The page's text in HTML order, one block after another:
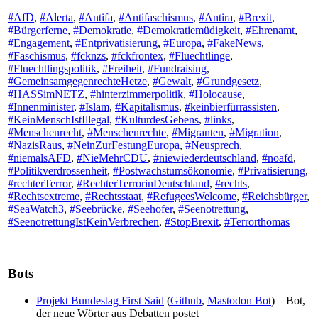
#AfD, #Alerta, #Antifa, #Antifaschismus, #Antira, #Brexit,
#Bürgerferne, #Demokratie, #Demokratiemüdigkeit, #Ehrenamt,
#Engagement, #Entprivatisierung, #Europa, #FakeNews,
#Faschismus, #fcknzs, #fckfrontex, #Fluechtlinge,
#Fluechtlingspolitik, #Freiheit, #Fundraising,
#GemeinsamgegenrechteHetze, #Gewalt, #Grundgesetz,
#HASSimNETZ, #hinterzimmerpolitik, #Holocause,
#Innenminister, #Islam, #Kapitalismus, #keinbierfürrassisten,
#KeinMenschIstIllegal, #KulturdesGebens, #links,
#Menschenrecht, #Menschenrechte, #Migranten, #Migration,
#NazisRaus, #NeinZurFestungEuropa, #Neusprech,
#niemalsAFD, #NieMehrCDU, #niewiederdeutschland, #noafd,
#Politikverdrossenheit, #Postwachstumsökonomie, #Privatisierung,
#rechterTerror, #RechterTerrorinDeutschland, #rechts,
#Rechtsextreme, #Rechtsstaat, #RefugeesWelcome, #Reichsbürger,
#SeaWatch3, #Seebrücke, #Seehofer, #Seenotrettung,
#SeenotrettungIstKeinVerbrechen, #StopBrexit, #Terrorthomas
Bots
Projekt Bundestag First Said (Github, Mastodon Bot) – Bot,
der neue Wörter aus Debatten postet